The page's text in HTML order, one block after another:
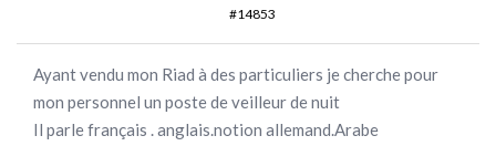
#14853
Ayant vendu mon Riad à des particuliers je cherche pour
mon personnel un poste de veilleur de nuit
Il parle français . anglais.notion allemand.Arabe